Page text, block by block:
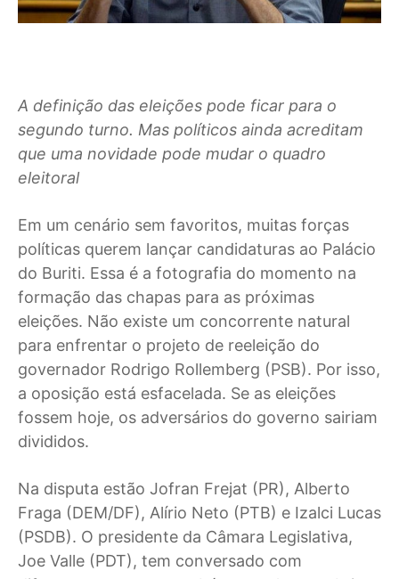
A definição das eleições pode ficar para o
segundo turno. Mas políticos ainda acreditam
que uma novidade pode mudar o quadro
eleitoral
Em um cenário sem favoritos, muitas forças
políticas querem lançar candidaturas ao Palácio
do Buriti. Essa é a fotografia do momento na
formação das chapas para as próximas
eleições. Não existe um concorrente natural
para enfrentar o projeto de reeleição do
governador Rodrigo Rollemberg (PSB). Por isso,
a oposição está esfacelada. Se as eleições
fossem hoje, os adversários do governo sairiam
divididos.
Na disputa estão Jofran Frejat (PR), Alberto
Fraga (DEM/DF), Alírio Neto (PTB) e Izalci Lucas
(PSDB). O presidente da Câmara Legislativa,
Joe Valle (PDT), tem conversado com